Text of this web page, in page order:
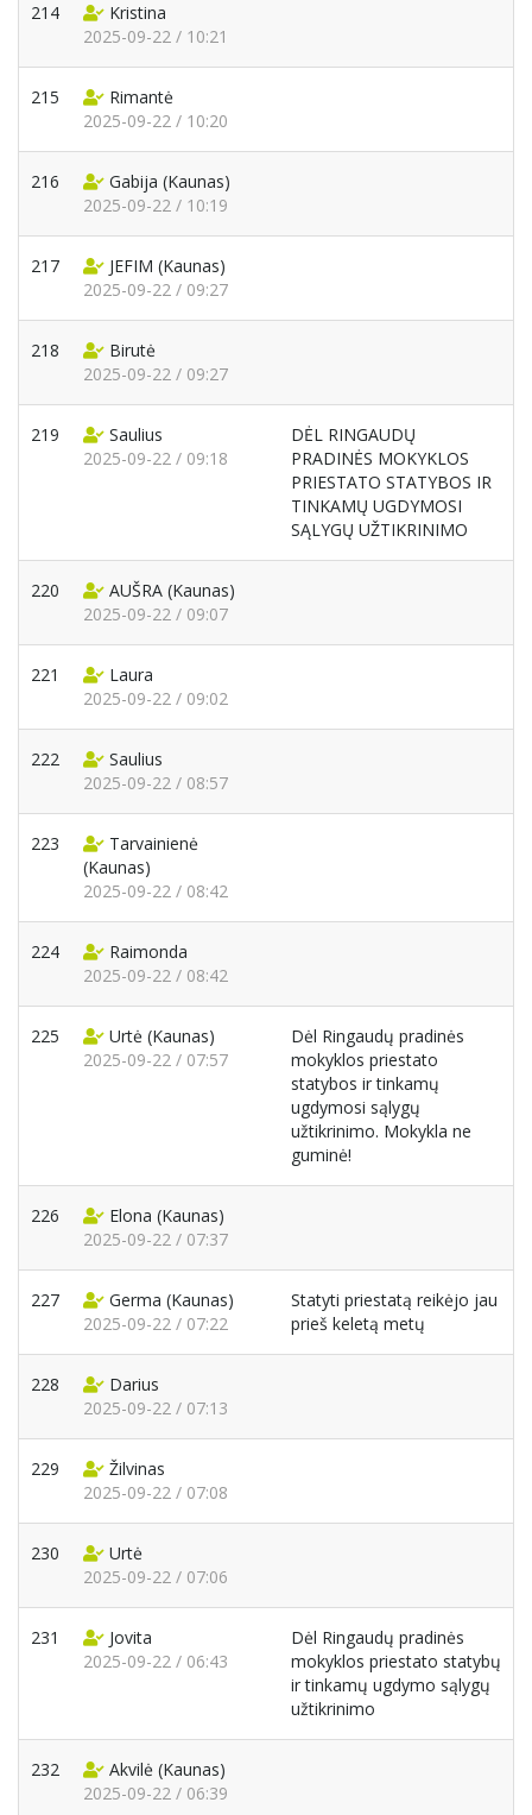
214
Kristina
2025-09-22 / 10:21
215
Rimantė
2025-09-22 / 10:20
216 Gabija (Kaunas)
2025-09-22 / 10:19
217 JEFIM (Kaunas)
2025-09-22 / 09:27
218
Birutė
2025-09-22 / 09:27
219
Saulius
2025-09-22 / 09:18
DĖL RINGAUDŲ
PRADINĖS MOKYKLOS
PRIESTATO STATYBOS IR
TINKAMŲ UGDYMOSI
SĄLYGŲ UŽTIKRINIMO
220 AUŠRA (Kaunas)
2025-09-22 / 09:07
221
Laura
2025-09-22 / 09:02
222
Saulius
2025-09-22 / 08:57
223
Tarvainienė
(Kaunas)
2025-09-22 / 08:42
224
Raimonda
2025-09-22 / 08:42
225 Urtė (Kaunas)
2025-09-22 / 07:57
Dėl Ringaudų pradinės
mokyklos priestato
statybos ir tinkamų
ugdymosi sąlygų
užtikrinimo. Mokykla ne
guminė!
226 Elona (Kaunas)
2025-09-22 / 07:37
227 Germa (Kaunas)
2025-09-22 / 07:22
Statyti priestatą reikėjo jau
prieš keletą metų
228
Darius
2025-09-22 / 07:13
229
Žilvinas
2025-09-22 / 07:08
230
Urtė
2025-09-22 / 07:06
231
Jovita
2025-09-22 / 06:43
Dėl Ringaudų pradinės
mokyklos priestato statybų
ir tinkamų ugdymo sąlygų
užtikrinimo
232 Akvilė (Kaunas)
2025-09-22 / 06:39